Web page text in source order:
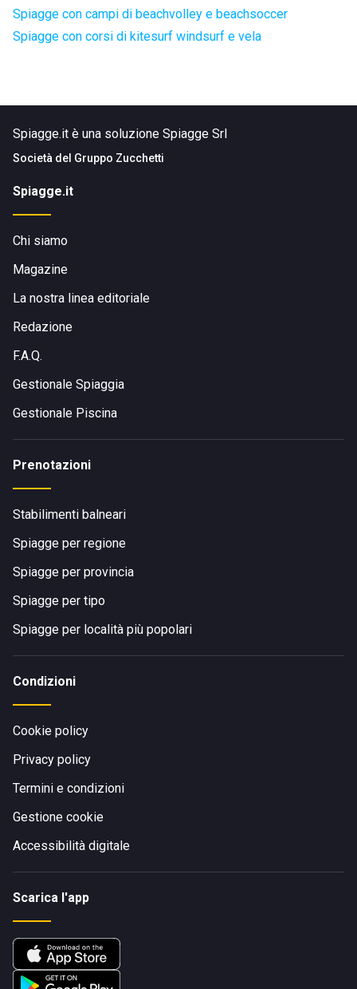
Spiagge con campi di beachvolley e beachsoccer
Spiagge con corsi di kitesurf windsurf e vela
Spiagge.it è una soluzione Spiagge Srl
Società del Gruppo Zucchetti
Spiagge.it
Chi siamo
Magazine
La nostra linea editoriale
Redazione
F.A.Q.
Gestionale Spiaggia
Gestionale Piscina
Prenotazioni
Stabilimenti balneari
Spiagge per regione
Spiagge per provincia
Spiagge per tipo
Spiagge per località più popolari
Condizioni
Cookie policy
Privacy policy
Termini e condizioni
Gestione cookie
Accessibilità digitale
Scarica l'app